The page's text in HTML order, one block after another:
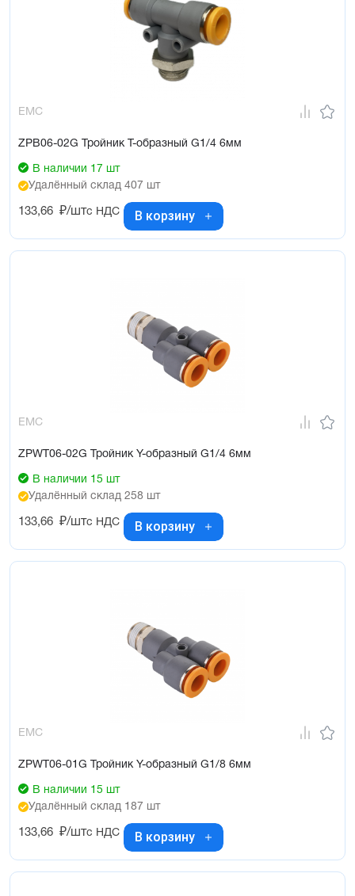
EMC
ZPB06-02G Тройник Т-образный G1/4 6мм
В наличии 17 шт
Удалённый склад 407 шт
133,66 ₽/штс НДС В корзину
EMC
ZPWT06-02G Тройник Y-образный G1/4 6мм
В наличии 15 шт
Удалённый склад 258 шт
133,66 ₽/штс НДС В корзину
EMC
ZPWT06-01G Тройник Y-образный G1/8 6мм
В наличии 15 шт
Удалённый склад 187 шт
133,66 ₽/штс НДС В корзину